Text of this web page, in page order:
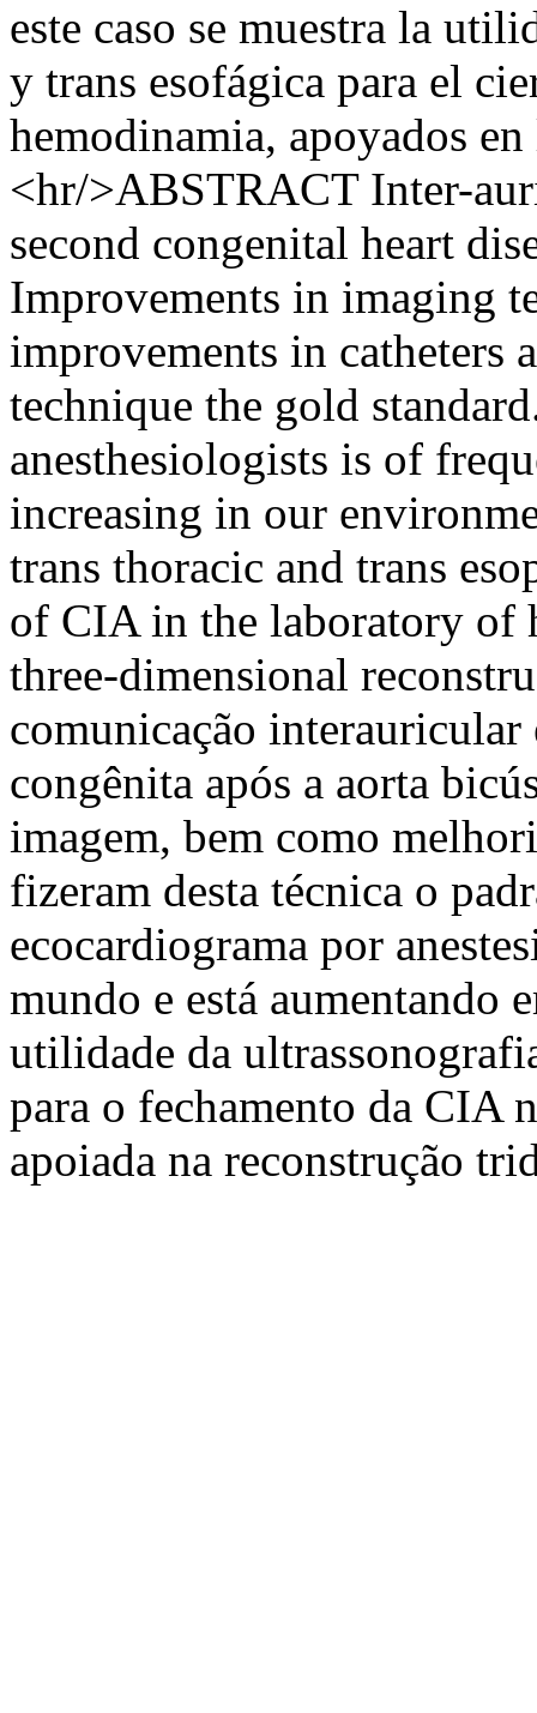
este caso se muestra la
y trans esofágica para el
hemodinamia, apoyados
<hr/>ABSTRACT Inter-
second congenital heart
Improvements in imaging
improvements in catheters
technique the gold
anesthesiologists is of
increasing in our
trans thoracic and trans
of CIA in the laboratory of
three-dimensional
comunicação interauricular
congênita após a aorta
imagem, bem como
fizeram desta técnica o
ecocardiograma por
mundo e está aumentando
utilidade da
para o fechamento da CIA
apoiada na reconstrução